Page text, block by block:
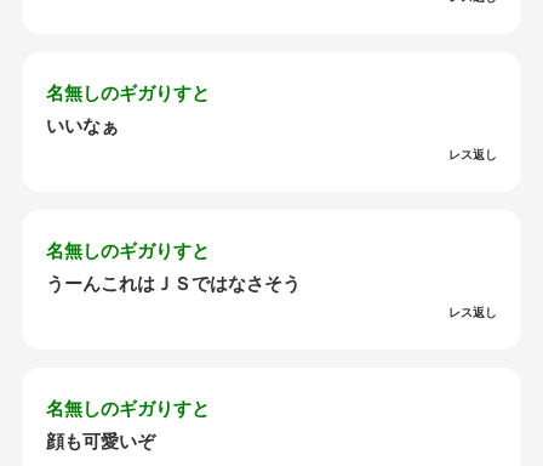
名無しのギガりすと
いいなぁ
レス返し
名無しのギガりすと
うーんこれはＪＳではなさそう
レス返し
名無しのギガりすと
顔も可愛いぞ